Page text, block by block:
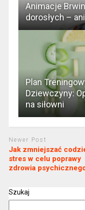
Animacje
dorosłych –
Plan
Dziewczyny:
na siłowni
Newer Post
Jak zmniejszać
stres w celu poprawy
zdrowia
Szukaj